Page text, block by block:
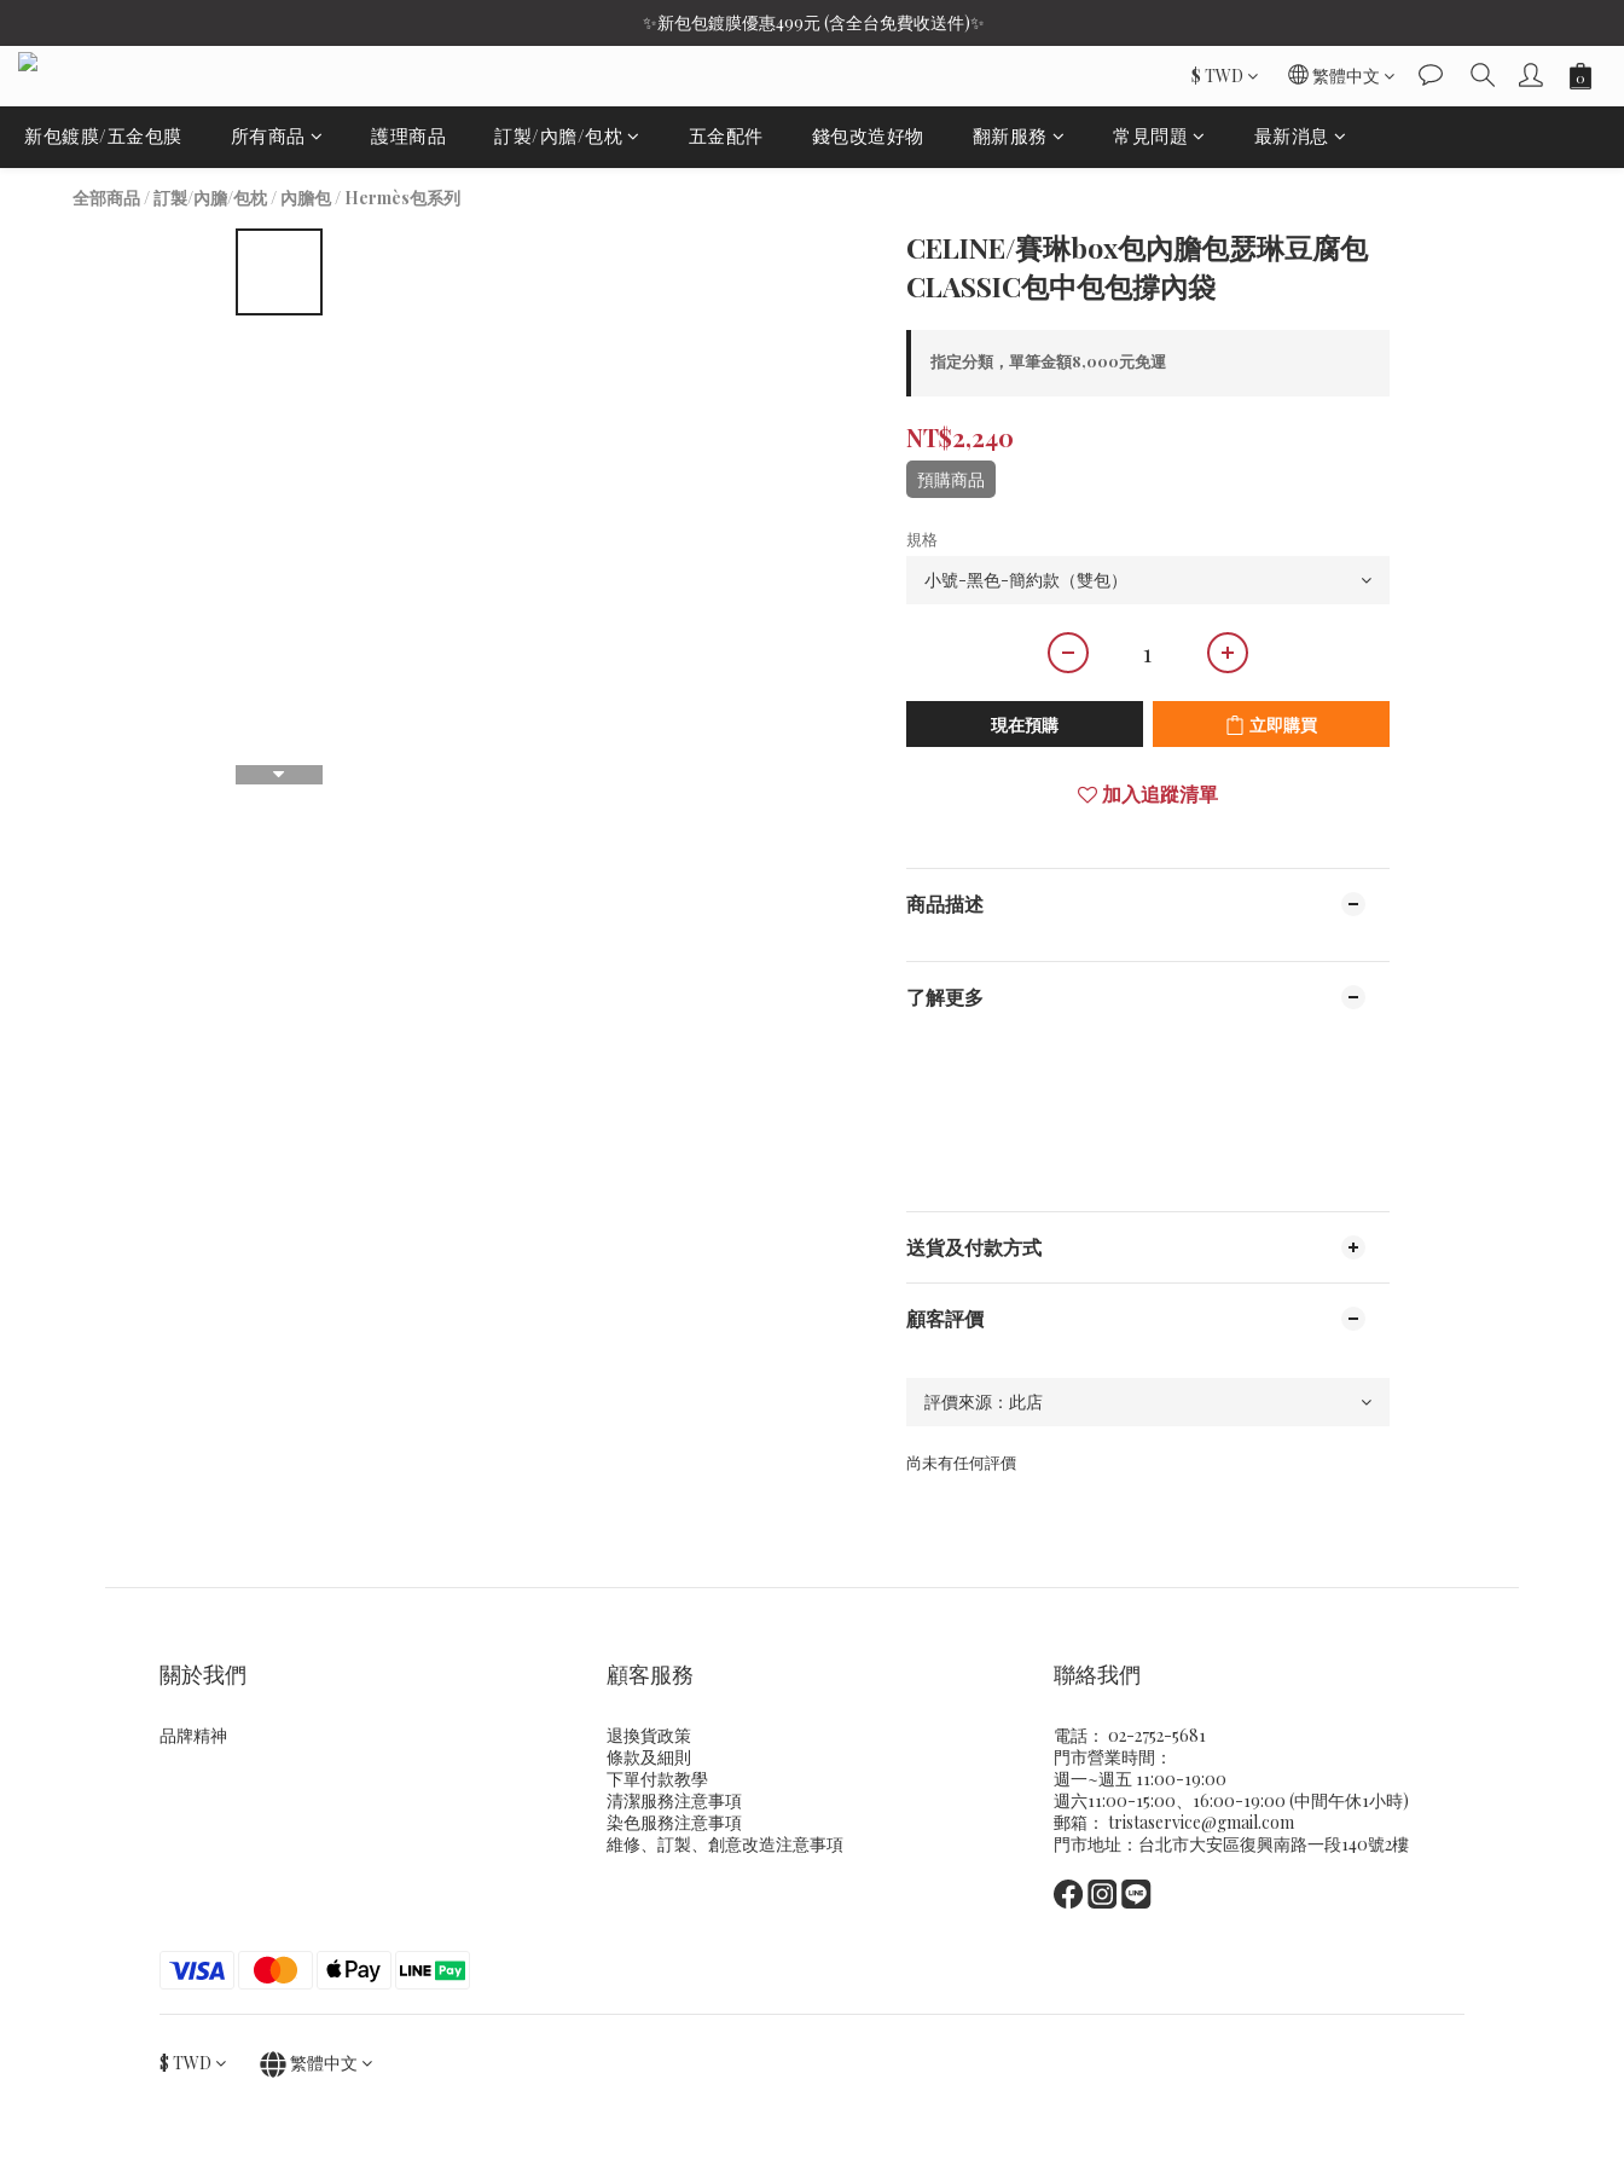
✨新包包鍍膜優惠499元 (含全台免費收送件)✨
$ TWD 繁體中文
新包鍍膜/五金包膜 所有商品 護理商品 訂製/內膽/包枕 五金配件 錢包改造好物 翻新服務 常見問題 最新消息
全部商品/訂製/內膽/包枕/ 內膽包/ Hermès包系列
CELINE/賽琳box包內膽包瑟琳豆腐包
CLASSIC包中包包撐內袋
指定分類，單筆金額8,000元免運
NT$2,240
預購商品
規格
現在預購 立即購買
加入追蹤清單
商品描述
了解更多
送貨及付款方式
顧客評價
尚未有任何評價
關於我們
品牌精神
顧客服務
退換貨政策
條款及細則
下單付款教學
清潔服務注意事項
染色服務注意事項
維修、訂製、創意改造注意事項
聯絡我們
電話： 02-2752-5681
門市營業時間：
週一~週五 11:00-19:00
週六11:00-15:00、16:00-19:00 (中間午休1小時)
郵箱： tristaservice@gmail.com
門市地址：台北市大安區復興南路一段140號2樓
$ TWD 繁體中文